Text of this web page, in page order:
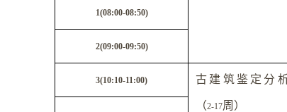
1(08:00-08:50)
2(09:00-09:50)
3(10:10-11:00) 古建筑鉴定分
（2-17周）